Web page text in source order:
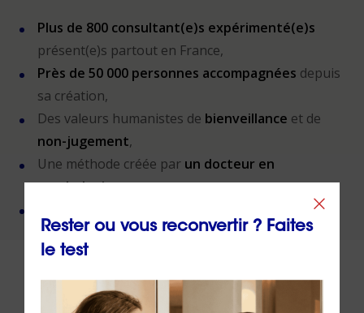
Plus de 800 consultant(e)s expérimenté(e)s
présent(e)s partout en France,
Près de 50 000 personnes accompagnées depuis
sa création,
Des valeurs humanistes de bienveillance et de
non-jugement,
Une méthode créée par un docteur en
psychologie,
certifié QUALIOPI.
Rester ou vous reconvertir ? Faites
le test